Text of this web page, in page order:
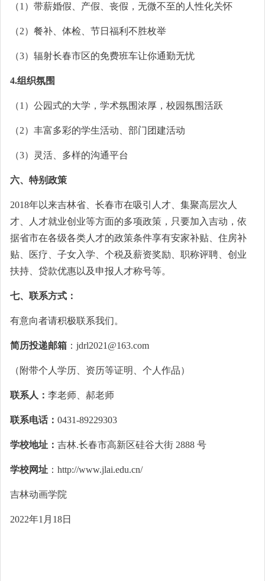
（1）带薪婚假、产假、丧假，无微不至的人性化关怀
（2）餐补、体检、节日福利不胜枚举
（3）辐射长春市区的免费班车让你通勤无忧
4.组织氛围
（1）公园式的大学，学术氛围浓厚，校园氛围活跃
（2）丰富多彩的学生活动、部门团建活动
（3）灵活、多样的沟通平台
六、特别政策
2018年以来吉林省、长春市在吸引人才、集聚高层次人
才、人才就业创业等方面的多项政策，只要加入吉动，依
据省市在各级各类人才的政策条件享有安家补贴、住房补
贴、医疗、子女入学、个税及薪资奖励、职称评聘、创业
扶持、贷款优惠以及申报人才称号等。
七、联系方式：
有意向者请积极联系我们。
简历投递邮箱 ：jdrl2021@163.com
（附带个人学历、资历等证明、个人作品）
联系人： 李老师、郝老师
联系电话： 0431-89229303
学校地址： 吉林.长春市高新区硅谷大街 2888 号
学校网址 ：http://www.jlai.edu.cn/
吉林动画学院
2022年1月18日